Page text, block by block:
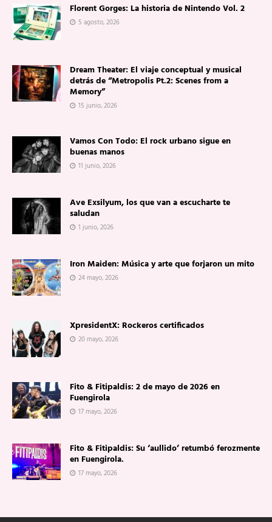
Florent Gorges: La historia de Nintendo Vol. 2
5 agosto, 2026
Dream Theater: El viaje conceptual y musical
detrás de “Metropolis Pt.2: Scenes from a
Memory”
15 junio, 2026
Vamos Con Todo: El rock urbano sigue en
buenas manos
11 junio, 2026
Ave Exsilyum, los que van a escucharte te
saludan
1 junio, 2026
Iron Maiden: Música y arte que forjaron un mito
24 mayo, 2026
XpresidentX: Rockeros certificados
20 mayo, 2026
Fito & Fitipaldis: 2 de mayo de 2026 en
Fuengirola
17 mayo, 2026
Fito & Fitipaldis: Su ‘aullido’ retumbó ferozmente
en Fuengirola.
17 mayo, 2026